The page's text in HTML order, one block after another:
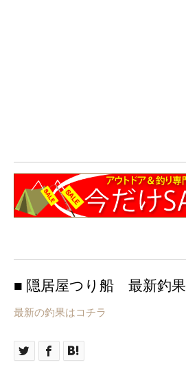
■ 隠居屋つり船 最新釣果
最新の釣果はコチラ